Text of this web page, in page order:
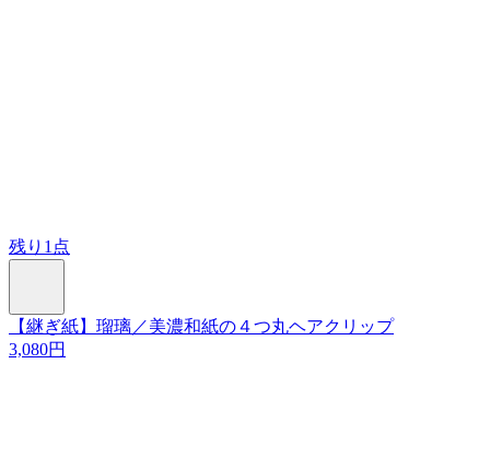
残り1点
【継ぎ紙】瑠璃／美濃和紙の４つ丸ヘアクリップ
3,080円